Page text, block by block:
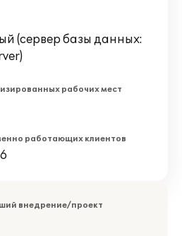
(сервер базы данных:
рабочих мест
работающих клиентов
внедрение/проект